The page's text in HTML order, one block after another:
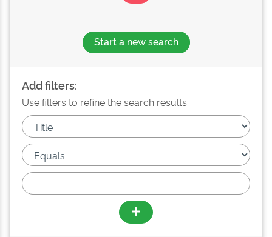
Start a new search
Add filters:
Use filters to refine the search results.